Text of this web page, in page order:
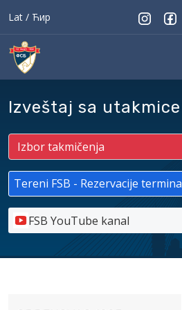
Lat / Ћир
Izveštaj sa utakmice
Tereni FSB - Rezervacije termina
FSB YouTube kanal